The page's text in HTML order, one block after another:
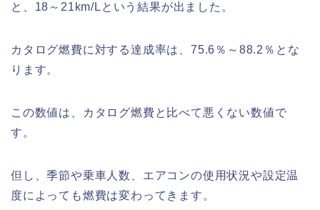
と、18～21km/Lという結果が出ました。
カタログ燃費に対する達成率は、75.6％～88.2％とな
ります。
この数値は、カタログ燃費と比べて悪くない数値で
す。
但し、季節や乗車人数、エアコンの使用状況や設定温
度によっても燃費は変わってきます。